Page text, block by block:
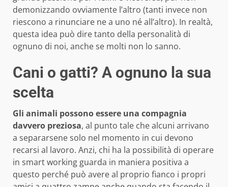
demonizzando ovviamente l’altro (tanti invece non
riescono a rinunciare ne a uno né all’altro). In realtà,
questa idea può dire tanto della personalità di
ognuno di noi, anche se molti non lo sanno.
Cani o gatti? A ognuno la sua
scelta
Gli animali possono essere una compagnia
davvero preziosa, al punto tale che alcuni arrivano
a separarsene solo nel momento in cui devono
recarsi al lavoro. Anzi, chi ha la possibilità di operare
in smart working guarda in maniera positiva a
questo perché può avere al proprio fianco i propri